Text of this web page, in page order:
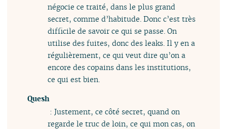
négocie ce traité, dans le plus grand
secret, comme d’habitude. Donc c’est très
difficile de savoir ce qui se passe. On
utilise des fuites, donc des leaks. Il y en a
régulièrement, ce qui veut dire qu’on a
encore des copains dans les institutions,
ce qui est bien.
Quesh
: Justement, ce côté secret, quand on
regarde le truc de loin, ce qui mon cas, on